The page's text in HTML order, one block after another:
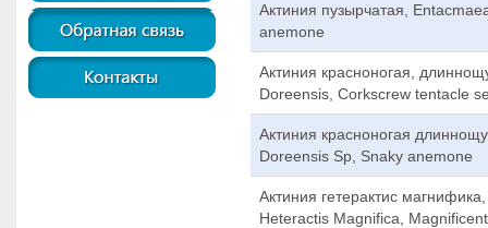
Актиния пузырчатая,
anemone
Актиния красноногая,
Doreensis, Corkscrew tentacle
Актиния красноногая
Doreensis Sp, Snaky anemone
Актиния гетерактис
Heteractis Magnifica,